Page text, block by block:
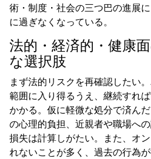
術・制度・社会の三つ巴の進展
に過ぎなくなっている。
法的・経済的・健康
な選択肢
まず法的リスクを再確認したい
範囲に入り得るうえ、継続すれ
かかる。仮に軽微な処分で済ん
の心理的負担、近親者や職場へ
損失は計算しがたい。また、オ
れないことが多く、過去の行為